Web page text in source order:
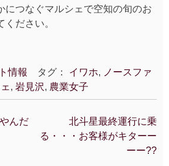
につなぐマルシェで空知の旬のお
ださい。
情報 タグ： イワホ, ノースファ
, 岩見沢, 農業女子
んだ
北斗星最終運行に乗
る・・・お客様がキターー
ーー??